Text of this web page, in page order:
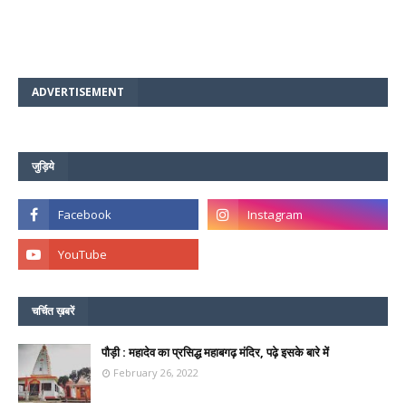
ADVERTISEMENT
जुड़िये
चर्चित ख़बरें
पौड़ी : महादेव का प्रसिद्ध महाबगढ़ मंदिर, पढ़े इसके बारे में
February 26, 2022